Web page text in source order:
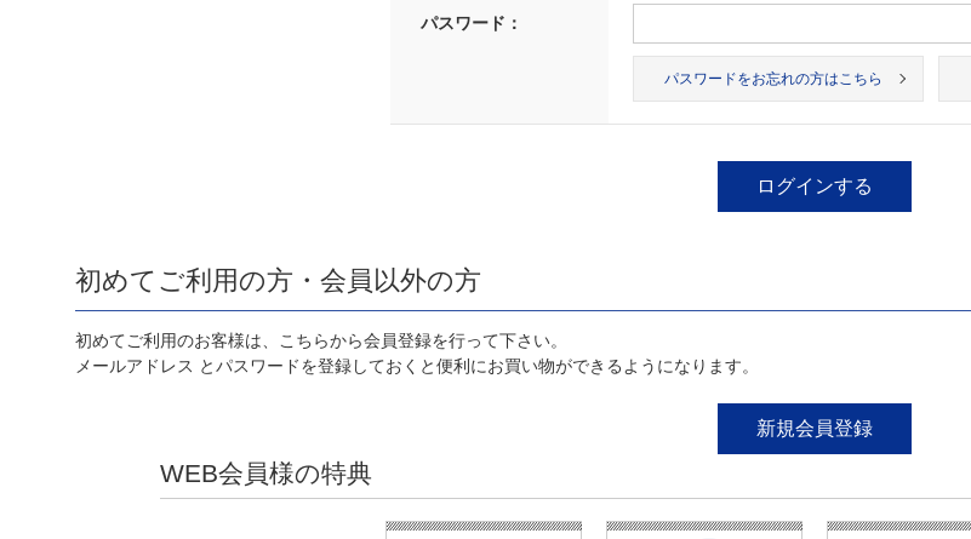
パスワード：
パスワードをお忘れの方はこちら
初めてご利用の方・会員以外の方
初めてご利用のお客様は、こちらから会員登録を行って下さい。
メールアドレス とパスワードを登録しておくと便利にお買い物ができるようになります。
WEB会員様の特典